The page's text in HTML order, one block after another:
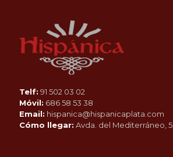
Telf: 91 502 03 02
Móvil: 686 58 53 38
Email: hispanica@hispanicaplata.com
Cómo llegar: Avda. del Mediterráneo, 5.